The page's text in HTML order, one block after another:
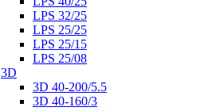
LPS 32/25
LPS 25/25
LPS 25/15
LPS 25/08
3D
3D 40-200/5.5
3D 40-160/3